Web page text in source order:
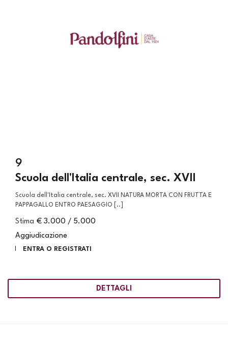
9
Scuola dell'Italia centrale, sec. XVII
Scuola dell'Italia centrale, sec. XVII NATURA MORTA CON FRUTTA E
PAPPAGALLO ENTRO PAESAGGIO [..]
Stima € 3.000 / 5.000
Aggiudicazione
ENTRA O REGISTRATI
DETTAGLI